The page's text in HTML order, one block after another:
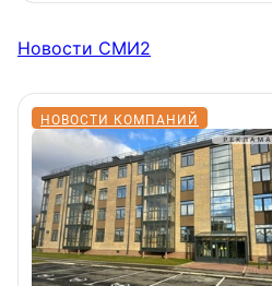
Новости СМИ2
НОВОСТИ КОМПАНИЙ